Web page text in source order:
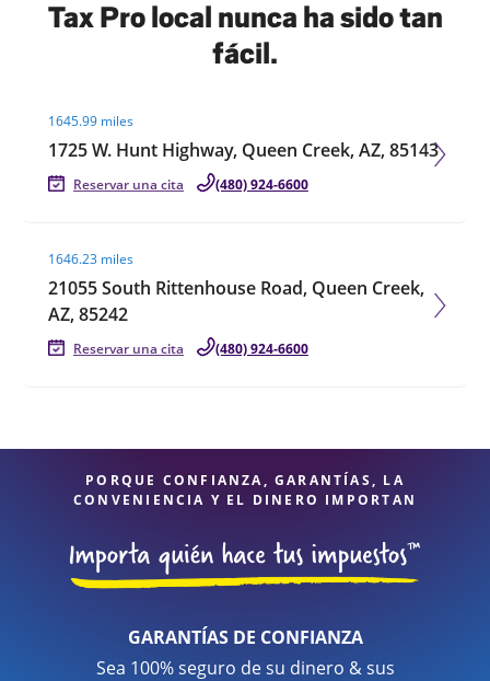
Tax Pro local nunca ha sido tan
fácil.
1645.99 miles
1725 W. Hunt Highway, Queen Creek, AZ, 85143
Reservar una cita (480) 924-6600
1646.23 miles
21055 South Rittenhouse Road, Queen Creek,
AZ, 85242
Reservar una cita (480) 924-6600
PORQUE CONFIANZA, GARANTÍAS, LA
CONVENIENCIA Y EL DINERO IMPORTAN
GARANTÍAS DE CONFIANZA
Sea 100% seguro de su dinero & sus